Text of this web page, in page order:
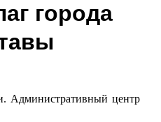
города
Административный центр